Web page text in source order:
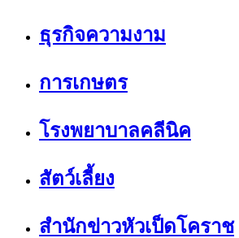
ธุรกิจความงาม
การเกษตร
โรงพยาบาลคลีนิค
สัตว์เลี้ยง
สำนักข่าวหัวเป็ดโคราช